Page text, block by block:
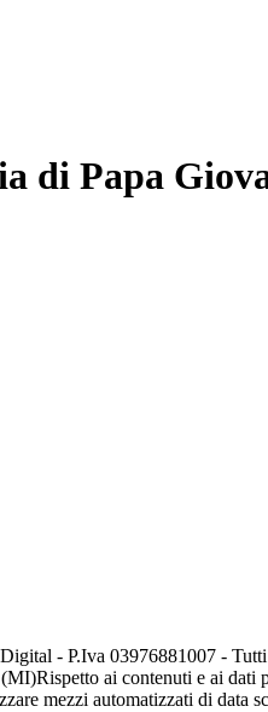
di Papa
- P.Iva 03976881007 -
(MI)Rispetto ai contenuti e ai dati
mezzi automatizzati di data